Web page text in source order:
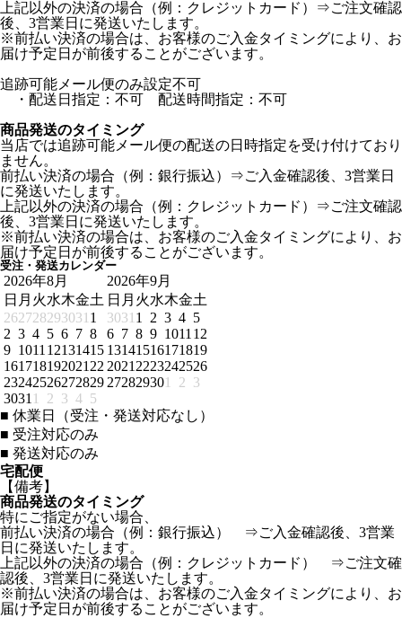
上記以外の決済の場合（例：クレジットカード）⇒ご注文確認
後、3営業日に発送いたします。
※前払い決済の場合は、お客様のご入金タイミングにより、お
届け予定日が前後することがございます。
追跡可能メール便のみ設定不可
・配送日指定：不可 配送時間指定：不可
商品発送のタイミング
当店では追跡可能メール便の配送の日時指定を受け付けており
ません。
前払い決済の場合（例：銀行振込）⇒ご入金確認後、3営業日
に発送いたします。
上記以外の決済の場合（例：クレジットカード）⇒ご注文確認
後、3営業日に発送いたします。
※前払い決済の場合は、お客様のご入金タイミングにより、お
届け予定日が前後することがございます。
受注・発送カレンダー
2026年8月
日 月 火水木金土
2627282930311
2 3 4 5 6 7 8
9 101112131415
16171819202122
23242526272829
30311 2 3 4 5
2026年9月
日 月 火水木金土
30311 2 3 4 5
6 7 8 9 101112
13141516171819
20212223242526
272829301 2 3
■ 休業日（受注・発送対応なし）
■ 受注対応のみ
■ 発送対応のみ
宅配便
【備考】
商品発送のタイミング
特にご指定がない場合、
前払い決済の場合（例：銀行振込） ⇒ご入金確認後、3営業
日に発送いたします。
上記以外の決済の場合（例：クレジットカード） ⇒ご注文確
認後、3営業日に発送いたします。
※前払い決済の場合は、お客様のご入金タイミングにより、お
届け予定日が前後することがございます。